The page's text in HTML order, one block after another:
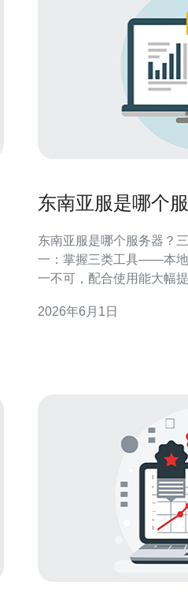
东南亚服是哪个
东南亚服是哪个服务器？三步
一：掌握三类工具——本地
一不可，配合使用能大幅
南亚，要用多点追踪与
2026年6月1日